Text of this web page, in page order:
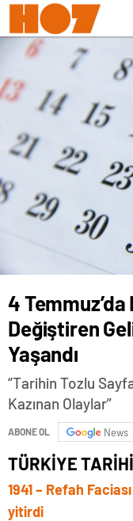
Yaşandı
4
Değiştiren
Yaşandı
“Tarihin Tozlu
Kazınan Olaylar”
ABONE OL News
TÜRKİYE
1941 – Refah
yitirdi